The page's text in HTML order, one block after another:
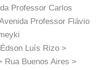
Professor Carlos
Professor Flávio
Luís Rizo >
Rua Buenos Aires >